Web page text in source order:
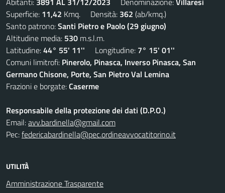
Superficie: 11,42 Kmq. Densità: 362 (ab/kmq.)
Santo patrono:Santi Pietro e Paolo (29 giugno)
Altitudine media: 530 m.s.l.m.
Latitudine:44° 55' 11'' Longitudine: 7° 15' 01''
Comuni limitrofi: Pinerolo, Pinasca, Inverso Pinasca, San
Germano Chisone, Porte, San Pietro Val Lemina
Frazioni e borgate:Caserme
Responsabile della protezione dei dati (D.P.O.)
Email:avv.bardinella@gmail.com
Pec:federicabardinella@pec.ordineavvocatitorino.it
UTILITÀ
Amministrazione Trasparente